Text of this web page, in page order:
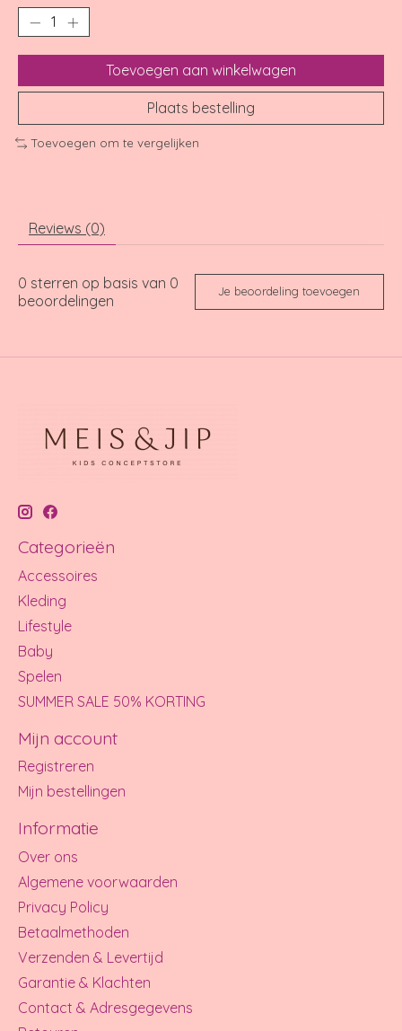
Toevoegen aan winkelwagen
Plaats bestelling
Toevoegen om te vergelijken
Reviews (0)
0 sterren op basis van 0
beoordelingen
Je beoordeling toevoegen
Categorieën
Accessoires
Kleding
Lifestyle
Baby
Spelen
SUMMER SALE 50% KORTING
Mijn account
Registreren
Mijn bestellingen
Informatie
Over ons
Algemene voorwaarden
Privacy Policy
Betaalmethoden
Verzenden & Levertijd
Garantie & Klachten
Contact & Adresgegevens